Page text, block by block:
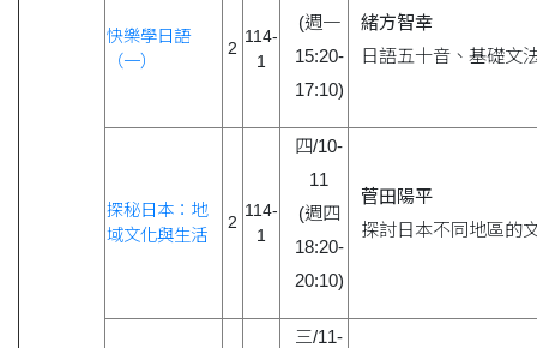
快樂學日語
（一）
2
114-
1
(週一
15:20-
17:10)
緒方智幸
日語五十音、基礎文
探秘日本：地
域文化與生活
2
114-
1
四/10-
11
(週四
18:20-
20:10)
菅田陽平
探討日本不同地區的
三/11-